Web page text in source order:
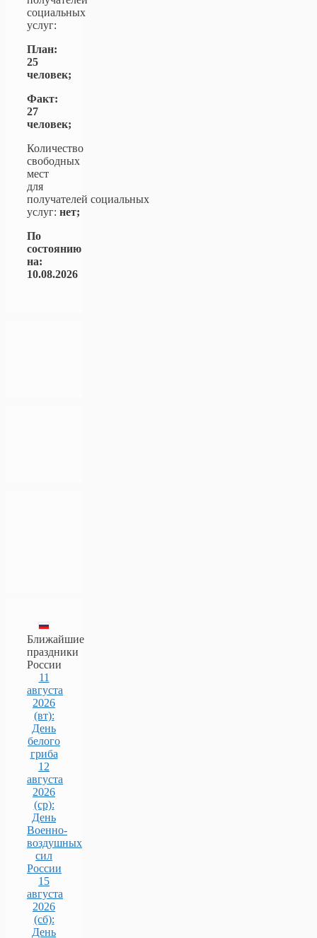
социальных
услуг:
План:
25
человек;
Факт:
27
человек;
Количество
свободных
мест
для
получателей социальных
услуг: нет;
По
состоянию
на:
10.08.2026
Ближайшие
праздники
России
11
августа
2026
(вт):
День
белого
гриба
12
августа
2026
(ср):
День
Военно-
воздушных
сил
России
15
августа
2026
(сб):
День